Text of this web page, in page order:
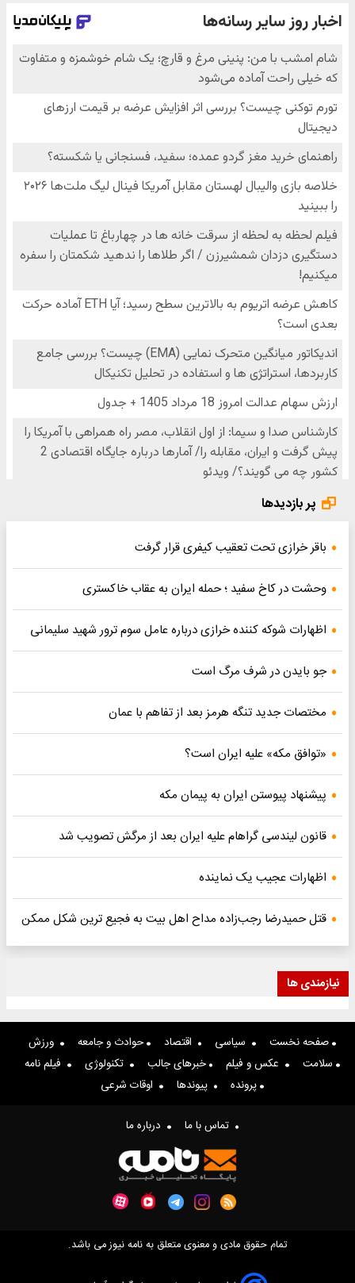
پر بازدیدها
باقر خرازی تحت تعقیب کیفری قرار گرفت
وحشت در کاخ سفید ؛ حمله ایران به عقاب خاکستری
اظهارات شوکه کننده خرازی درباره عامل سوم ترور شهید سلیمانی
جو بایدن در شرف مرگ است
مختصات جدید تنگه هرمز بعد از تفاهم با عمان
«توافق مکه» علیه ایران است؟
پیشنهاد پیوستن ایران به پیمان مکه
قانون لیندسی گراهام علیه ایران بعد از مرگش تصویب شد
اظهارات عجیب یک نماینده
قتل حمیدرضا رجب‌زاده مداح اهل بیت به فجیع ترین شکل ممکن
نیازمندی ها
صفحه نخست سیاسی اقتصاد حوادث و جامعه
ورزش
سلامت
عکس و فیلم خبرهای جالب تکنولوژی
فیلم نامه
پرونده
پیوندها اوقات شرعی
تماس با ما درباره ما
تمام حقوق مادی و معنوی متعلق به نامه نیوز می باشد.